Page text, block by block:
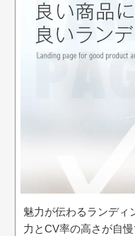
魅力が伝わるランディ
力とCV率の高さが自慢